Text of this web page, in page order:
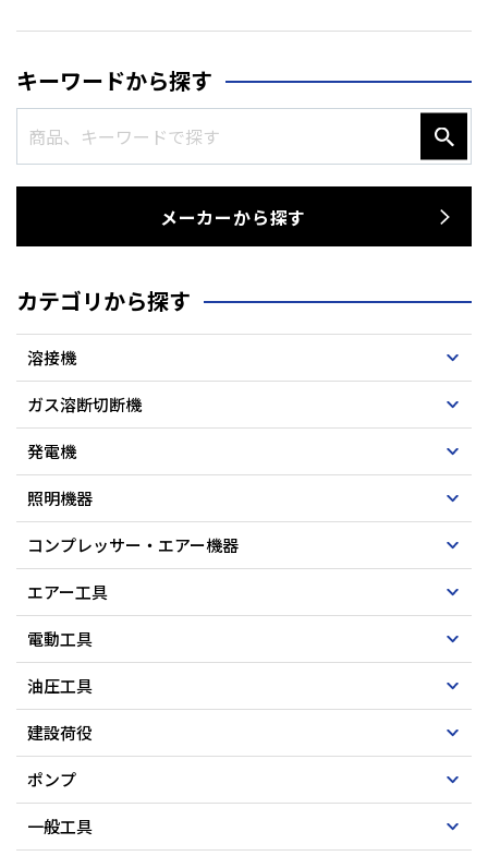
キーワードから探す
メーカーから探す
カテゴリから探す
溶接機
ガス溶断切断機
発電機
照明機器
コンプレッサー・エアー機器
エアー工具
電動工具
油圧工具
建設荷役
ポンプ
一般工具